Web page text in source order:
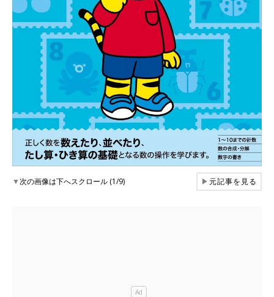
▼次の画像は下へスクロール (1/9) ▶元記事を見る